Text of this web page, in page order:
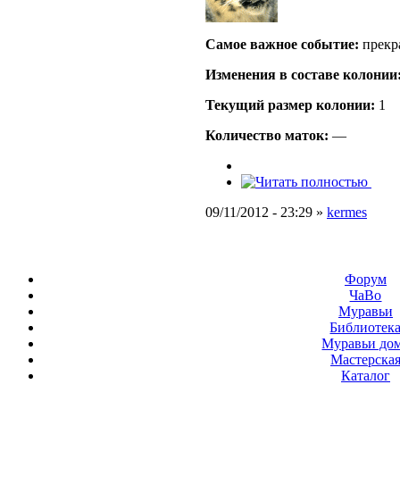
Самое важное событие:
Изменения в составе
Текущий размер кoлонии: 1
Количество маток: —
09/11/2012 - 23:29 » kermes
Форум
ЧаВо
Муравьи
Муравьи
Мастерская
Каталог